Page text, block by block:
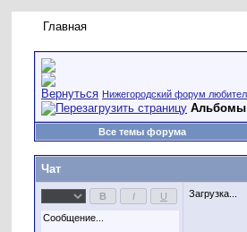
Главная
Нижегородский форум
Альбомы
Все темы форума
Чат
Загрузка...